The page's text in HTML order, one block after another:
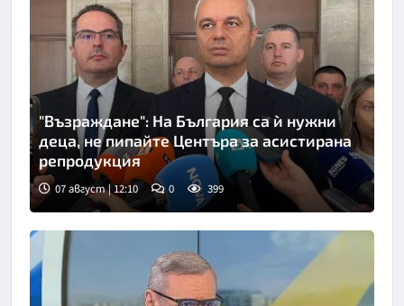
"Възраждане": На България са ѝ нужни
деца, не пипайте Центъра за асистирана
репродукция
07 август | 12:10 0 399